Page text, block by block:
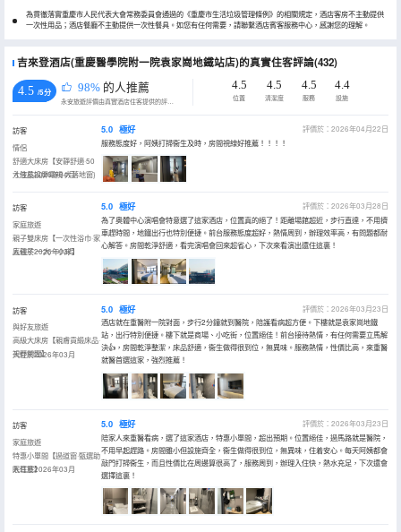
為貫徹落實重慶市人民代表大會常務委員會通過的《重慶市生活垃圾管理條例》的相關規定，酒店客房不主動提供
一次性用品；酒店餐廳不主動提供一次性餐具。如您有任何需要，請聯繫酒店賓客服務中心，感謝您的理解。
吉來登酒店(重慶醫學院附一院袁家崗地鐵站店)的真實住客評論(432)
4.5 /5分 98% 的人推薦
永安旅遊評價由真實酒店住客提供的評價。
4.5
位置
4.5
清潔度
4.5
服務
4.4
設施
訪客
情侶
舒適大床房【安靜舒適·50
寸液晶投屏電視·大落地窗}
入住於2026年04月
5.0 極好
評價於：2026年04月22日
服務態度好，阿姨打掃衞生及時，房間視線好推薦！！！！
訪客
家庭旅遊
親子雙床房【一次性浴巾·家
庭親子·一大一小床】
入住於2026年03月
5.0 極好
評價於：2026年03月28日
為了奧體中心演唱會特意選了這家酒店，位置真的絕了！距離場館超近，步行直達，不用擠
車趕時間，地鐵出行也特別便捷。前台服務態度超好，熱情周到，辦理效率高，有問題都耐
心解答。房間乾淨舒適，看完演唱會回來超省心，下次來看演出還住這裏！
訪客
與好友旅遊
高級大床房【親膚貢緞床品·
視野開闊】
入住於2026年03月
5.0 極好
評價於：2026年03月23日
酒店就在重醫附一院對面，步行2分鐘就到醫院，陪護看病超方便。下樓就是袁家崗地鐵
站，出行特別便捷。樓下就是商場、小吃街，位置絕佳！前台接待熱情，有任何需要立馬解
決👍，房間乾淨整潔，床品舒適，衞生做得很到位，無異味。服務熱情，性價比高，來重醫
就醫首選這家，強烈推薦！
訪客
家庭旅遊
特惠小單間【過道窗·甄選助
眠耳塞】
入住於2026年03月
5.0 極好
評價於：2026年03月23日
陪家人來重醫看病，選了這家酒店，特惠小單間，超出預期。位置絕佳，過馬路就是醫院，
不用早起趕路。房間雖小但設施齊全，衞生做得很到位，無異味，住着安心。每天阿姨都會
敲門打掃衞生，而且性價比在周邊算很高了，服務周到，辦理入住快，熱水充足，下次還會
選擇這裏！